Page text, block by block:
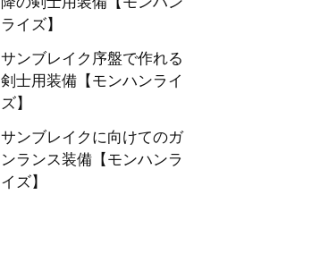
ライズ】
サンブレイク序盤で作れる
剣士用装備【モンハンライ
ズ】
サンブレイクに向けてのガ
ンランス装備【モンハンラ
イズ】